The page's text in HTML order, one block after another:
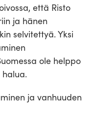
että Risto
ja hänen
selvitettyä. Yksi
ole helppo
ja vanhuuden